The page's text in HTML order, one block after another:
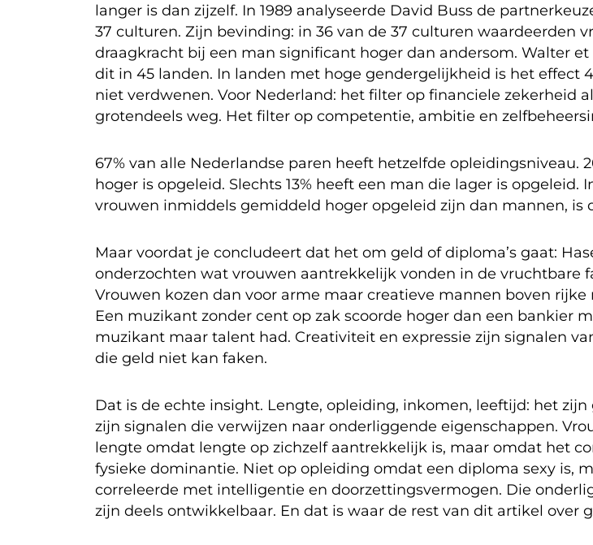
langer is dan zijzelf. In 1989 analyseerde David Buss de
37 culturen. Zijn bevinding: in 36 van de 37 culturen waardeerden
draagkracht bij een man significant hoger dan andersom. Walter et
dit in 45 landen. In landen met hoge gendergelijkheid is het effect
niet verdwenen. Voor Nederland: het filter op financiele zekerheid
grotendeels weg. Het filter op competentie, ambitie en
67% van alle Nederlandse paren heeft hetzelfde opleidingsniveau.
hoger is opgeleid. Slechts 13% heeft een man die lager is opgeleid.
vrouwen inmiddels gemiddeld hoger opgeleid zijn dan mannen, is
Maar voordat je concludeert dat het om geld of diploma’s gaat:
onderzochten wat vrouwen aantrekkelijk vonden in de vruchtbare
Vrouwen kozen dan voor arme maar creatieve mannen boven rijke
Een muzikant zonder cent op zak scoorde hoger dan een bankier
muzikant maar talent had. Creativiteit en expressie zijn signalen
die geld niet kan faken.
Dat is de echte insight. Lengte, opleiding, inkomen, leeftijd: het
zijn signalen die verwijzen naar onderliggende eigenschappen.
lengte omdat lengte op zichzelf aantrekkelijk is, maar omdat het
fysieke dominantie. Niet op opleiding omdat een diploma sexy is,
correleerde met intelligentie en doorzettingsvermogen. Die
zijn deels ontwikkelbaar. En dat is waar de rest van dit artikel over